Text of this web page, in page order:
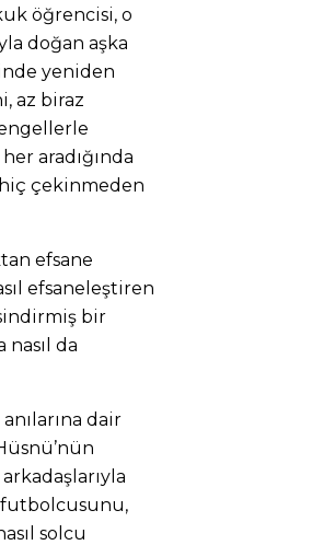
öğrencisi, o
doğan aşka
yeniden
az biraz
aradığında
çekinmeden
efsane
efsaneleştiren
bir
da
dair
futbolcusunu,
solcu